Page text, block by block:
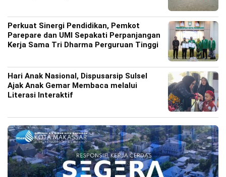
Perkuat Sinergi Pendidikan, Pemkot
Parepare dan UMI Sepakati Perpanjangan
Kerja Sama Tri Dharma Perguruan Tinggi
Hari Anak Nasional, Dispusarsip Sulsel
Ajak Anak Gemar Membaca melalui
Literasi Interaktif